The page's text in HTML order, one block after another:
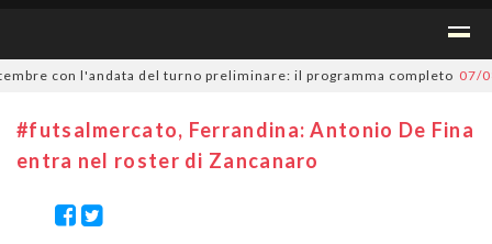
con l'andata del turno preliminare: il programma completo 07/08/
#futsalmercato, Ferrandina: Antonio De Fina
entra nel roster di Zancanaro